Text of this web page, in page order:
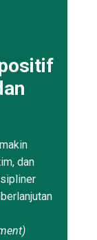
dan